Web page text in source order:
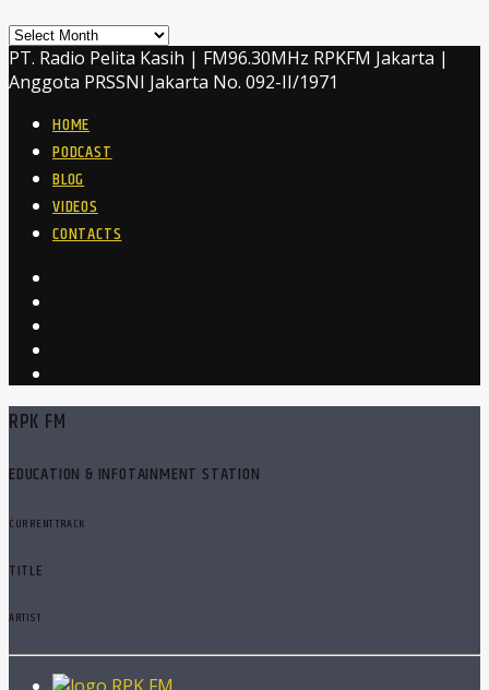
Archives
PT. Radio Pelita Kasih | FM96.30MHz RPKFM Jakarta |
Anggota PRSSNI Jakarta No. 092-II/1971
HOME
PODCAST
BLOG
VIDEOS
CONTACTS
RPK FM
EDUCATION & INFOTAINMENT STATION
CURRENT TRACK
TITLE
ARTIST